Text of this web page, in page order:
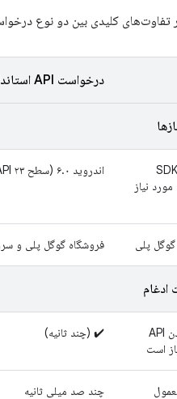
تفاوت‌های کلیدی بین دو نوع
درخواست API استاندارد
حداقل SDK
مورد نیاز
اندروید ۶.۰ (سطح API ۲۳) یا بالاتر
گوگل پلی فروشگاه گوگل پلی و
ادغام
گرم کردن API
است
✔️ (چند ثانیه)
چند صد میلی ثانیه